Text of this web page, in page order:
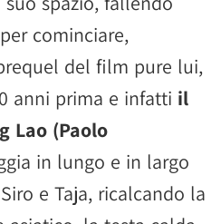
cominciare,
del film pure lui,
anni prima e infatti il
Lao (Paolo
in lungo e in largo
e Taja, ricalcando la